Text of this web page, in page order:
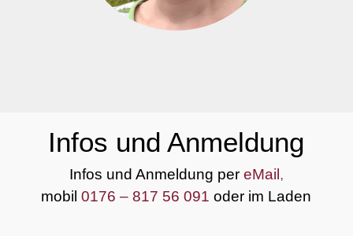
Infos und Anmeldung
Infos und Anmeldung per eMail,
mobil0176 – 817 56 091 oder im Laden